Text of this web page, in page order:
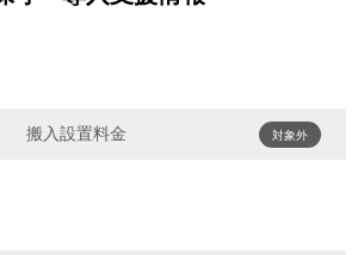
搬入設置料金 対象外